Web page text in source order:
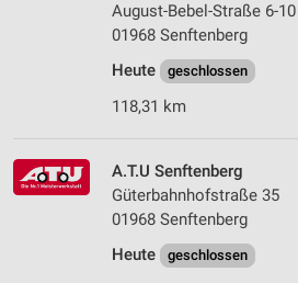
August-Bebel-Straße 6-10
01968 Senftenberg
Heute
geschlossen
118,31 km
A.T.U Senftenberg
Güterbahnhofstraße 35
01968 Senftenberg
Heute
geschlossen